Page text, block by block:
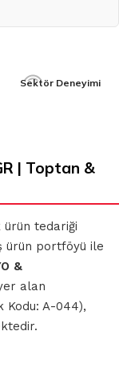
Sektör Deneyimi
| Toptan &
tedariği
ürün portföyü ile
&
alan
Kodu: A-044),